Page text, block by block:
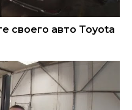
своего авто Toyota